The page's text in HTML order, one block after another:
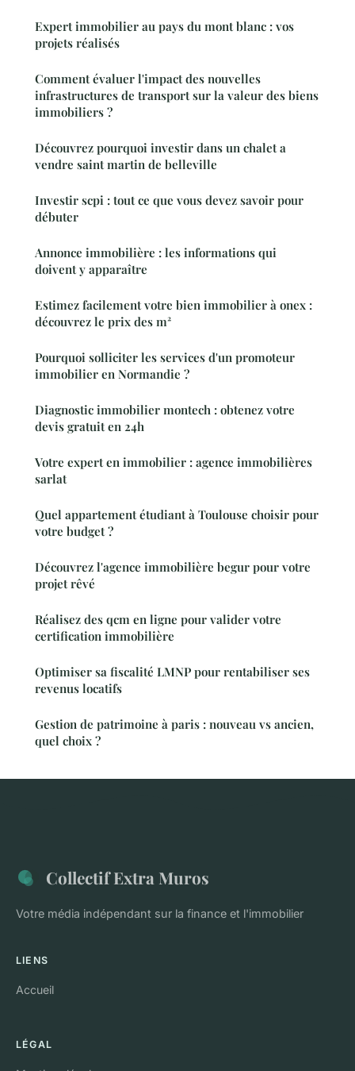
Expert immobilier au pays du mont blanc : vos
projets réalisés
Comment évaluer l'impact des nouvelles
infrastructures de transport sur la valeur des biens
immobiliers ?
Découvrez pourquoi investir dans un chalet a
vendre saint martin de belleville
Investir scpi : tout ce que vous devez savoir pour
débuter
Annonce immobilière : les informations qui
doivent y apparaître
Estimez facilement votre bien immobilier à onex :
découvrez le prix des m²
Pourquoi solliciter les services d'un promoteur
immobilier en Normandie ?
Diagnostic immobilier montech : obtenez votre
devis gratuit en 24h
Votre expert en immobilier : agence immobilières
sarlat
Quel appartement étudiant à Toulouse choisir pour
votre budget ?
Découvrez l'agence immobilière begur pour votre
projet rêvé
Réalisez des qcm en ligne pour valider votre
certification immobilière
Optimiser sa fiscalité LMNP pour rentabiliser ses
revenus locatifs
Gestion de patrimoine à paris : nouveau vs ancien,
quel choix ?
Collectif Extra Muros
Votre média indépendant sur la finance et l'immobilier
LIENS
Accueil
LÉGAL